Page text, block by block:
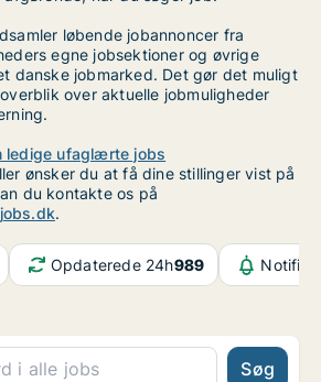
løbende jobannoncer fra
egne jobsektioner og øvrige
danske jobmarked. Det gør det muligt
over aktuelle jobmuligheder
ledige ufaglærte jobs
ønsker du at få dine stillinger vist på
du kontakte os på
.
Opdaterede 24h989
Søg